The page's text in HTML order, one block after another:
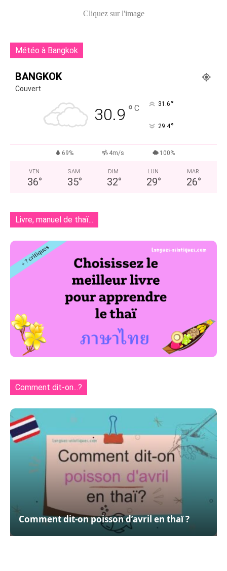
Cliquez sur l'image
Météo à Bangkok
BANGKOK
Couvert
30.9 ° C 31.6 °
29.4°
69% 4m/s 100%
VEN
36°
SAM
35°
DIM
32°
LUN
29°
MAR
26°
Livre, manuel de thaï...
Comment dit-on...?
Comment dit-on poisson d’avril en thaï ?